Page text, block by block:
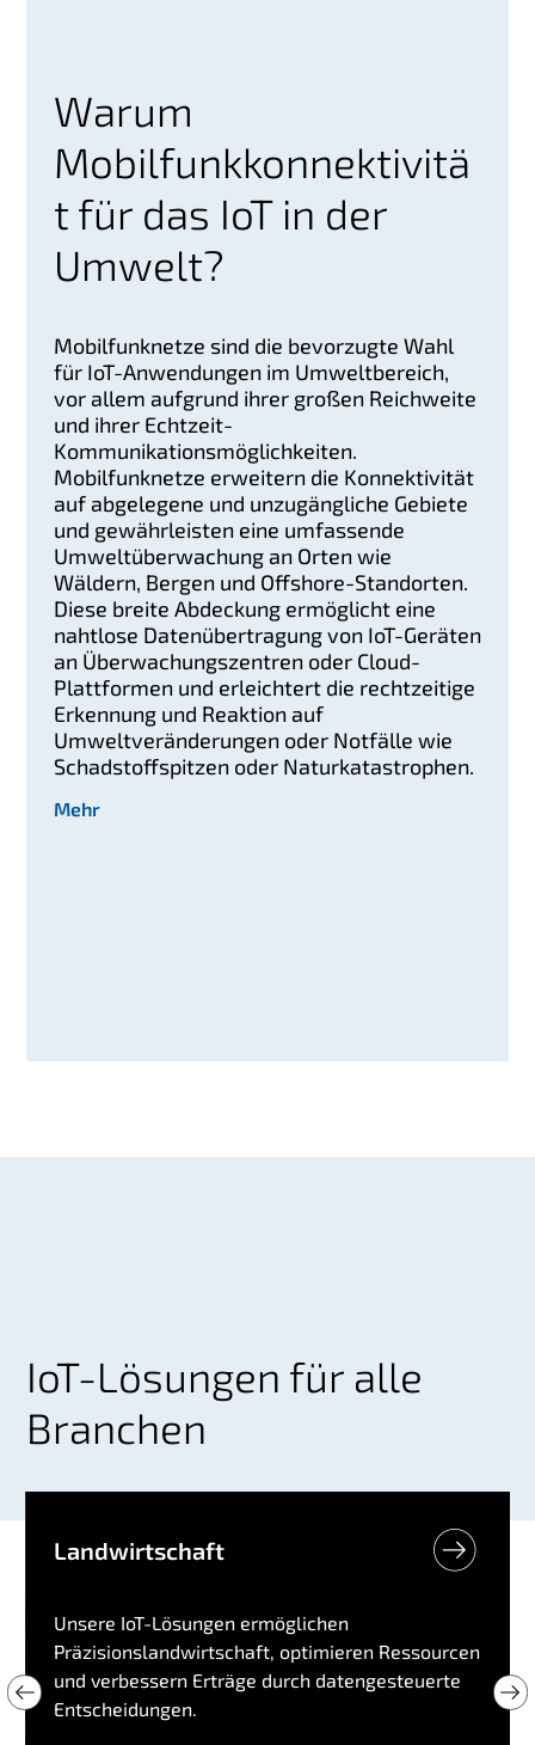
Warum
Mobilfunkkonnektivitä
t für das IoT in der
Umwelt?
Mobilfunknetze sind die bevorzugte Wahl
für IoT-Anwendungen im Umweltbereich,
vor allem aufgrund ihrer großen Reichweite
und ihrer Echtzeit-
Kommunikationsmöglichkeiten.
Mobilfunknetze erweitern die Konnektivität
auf abgelegene und unzugängliche Gebiete
und gewährleisten eine umfassende
Umweltüberwachung an Orten wie
Wäldern, Bergen und Offshore-Standorten.
Diese breite Abdeckung ermöglicht eine
nahtlose Datenübertragung von IoT-Geräten
an Überwachungszentren oder Cloud-
Plattformen und erleichtert die rechtzeitige
Erkennung und Reaktion auf
Umweltveränderungen oder Notfälle wie
Schadstoffspitzen oder Naturkatastrophen.
Mehr
IoT-Lösungen für alle
Branchen
Landwirtschaft
Unsere IoT-Lösungen ermöglichen
Präzisionslandwirtschaft, optimieren Ressourcen
und verbessern Erträge durch datengesteuerte
Entscheidungen.